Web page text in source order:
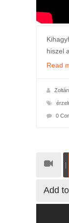
hiszel
Read
Zoltán
0
Add